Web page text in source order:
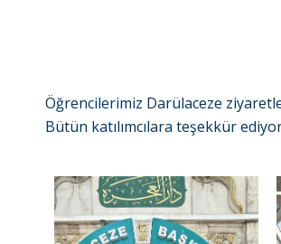
Öğrencilerimiz Darülaceze
Bütün katılımcılara teşekkür